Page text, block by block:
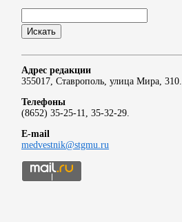
Адрес редакции
355017, Ставрополь, улица Мира, 310.
Телефоны
(8652) 35-25-11, 35-32-29.
E-mail
medvestnik@stgmu.ru